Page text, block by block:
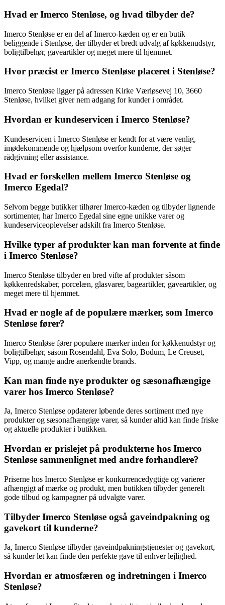
Hvad er Imerco Stenløse, og hvad tilbyder de?
Imerco Stenløse er en del af Imerco-kæden og er en butik
beliggende i Stenløse, der tilbyder et bredt udvalg af køkkenudstyr,
boligtilbehør, gaveartikler og meget mere til hjemmet.
Hvor præcist er Imerco Stenløse placeret i Stenløse?
Imerco Stenløse ligger på adressen Kirke Værløsevej 10, 3660
Stenløse, hvilket giver nem adgang for kunder i området.
Hvordan er kundeservicen i Imerco Stenløse?
Kundeservicen i Imerco Stenløse er kendt for at være venlig,
imødekommende og hjælpsom overfor kunderne, der søger
rådgivning eller assistance.
Hvad er forskellen mellem Imerco Stenløse og
Imerco Egedal?
Selvom begge butikker tilhører Imerco-kæden og tilbyder lignende
sortimenter, har Imerco Egedal sine egne unikke varer og
kundeserviceoplevelser adskilt fra Imerco Stenløse.
Hvilke typer af produkter kan man forvente at finde
i Imerco Stenløse?
Imerco Stenløse tilbyder en bred vifte af produkter såsom
køkkenredskaber, porcelæn, glasvarer, bageartikler, gaveartikler, og
meget mere til hjemmet.
Hvad er nogle af de populære mærker, som Imerco
Stenløse fører?
Imerco Stenløse fører populære mærker inden for køkkenudstyr og
boligtilbehør, såsom Rosendahl, Eva Solo, Bodum, Le Creuset,
Vipp, og mange andre anerkendte brands.
Kan man finde nye produkter og sæsonafhængige
varer hos Imerco Stenløse?
Ja, Imerco Stenløse opdaterer løbende deres sortiment med nye
produkter og sæsonafhængige varer, så kunder altid kan finde friske
og aktuelle produkter i butikken.
Hvordan er prislejet på produkterne hos Imerco
Stenløse sammenlignet med andre forhandlere?
Priserne hos Imerco Stenløse er konkurrencedygtige og varierer
afhængigt af mærke og produkt, men butikken tilbyder generelt
gode tilbud og kampagner på udvalgte varer.
Tilbyder Imerco Stenløse også gaveindpakning og
gavekort til kunderne?
Ja, Imerco Stenløse tilbyder gaveindpakningstjenester og gavekort,
så kunder let kan finde den perfekte gave til enhver lejlighed.
Hvordan er atmosfæren og indretningen i Imerco
Stenløse?